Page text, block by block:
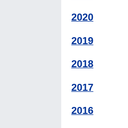
2020
2019
2018
2017
2016